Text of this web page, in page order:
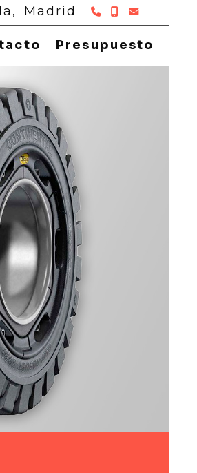
Madrid 916 697 426
916697291
Presupuesto